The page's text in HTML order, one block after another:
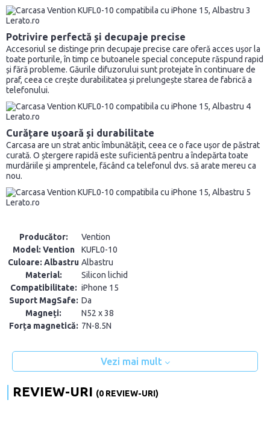
Potrivire perfectă și decupaje precise
Accesoriul se distinge prin decupaje precise care oferă acces ușor la
toate porturile, în timp ce butoanele special concepute răspund rapid
și fără probleme. Găurile difuzorului sunt protejate în continuare de
praf, ceea ce crește durabilitatea și prelungește starea de fabrică a
telefonului.
Curățare ușoară și durabilitate
Carcasa are un strat antic îmbunătățit, ceea ce o face ușor de păstrat
curată. O ștergere rapidă este suficientă pentru a îndepărta toate
murdăriile și amprentele, făcând ca telefonul dvs. să arate mereu ca
nou.
Producător:
Vention
Model: Vention
KUFL0-10
Culoare: Albastru Albastru
Material:
Silicon lichid
Compatibilitate: iPhone 15
Suport MagSafe: Da
Magneți:
N52 x 38
Forța magnetică: 7N-8.5N
Vezi mai mult
REVIEW-URI (0 REVIEW-URI)